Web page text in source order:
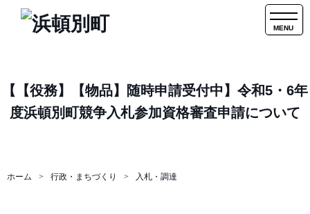
MENU
【【役務】【物品】随時申請受付中】令和5・6年
度浜頓別町競争入札参加資格審査申請について
ホーム 行政・まちづくり 入札・調達